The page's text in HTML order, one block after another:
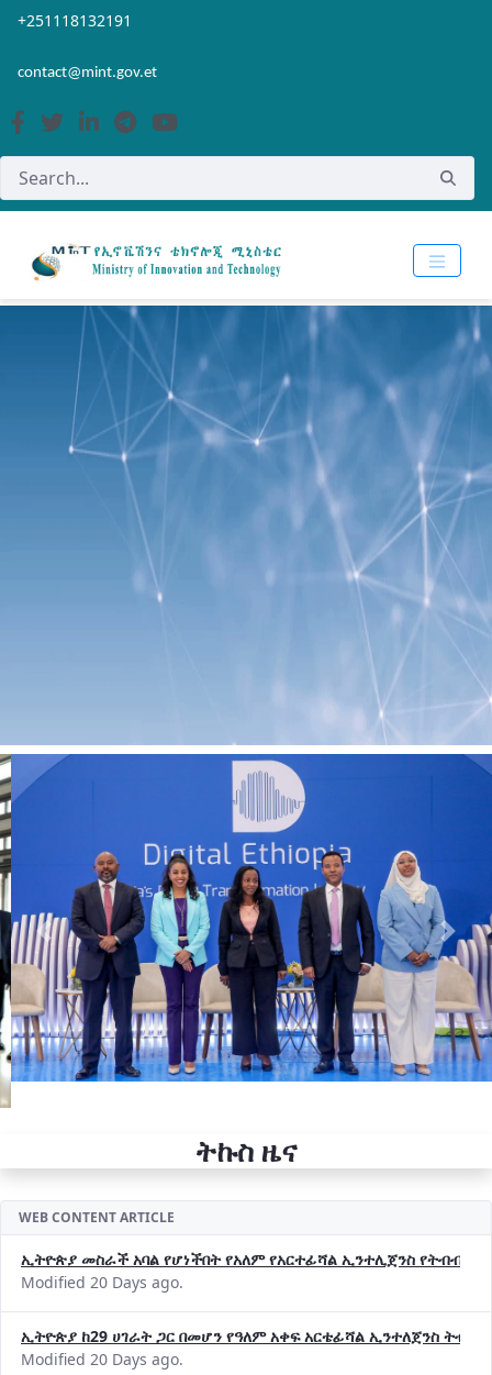
Skip to Main Content
Open Accessibility Menu
+251118132191
contact@mint.gov.et
Previous Next
ኢትዮጵያ መስራች አባል የሆነችበት የአለም የአርተፊሻል ኢንተሊጀንስ የትብብር
Modified 20 Days ago.
ኢትዮጵያ ከ29 ሀገራት ጋር በመሆን የዓለም አቀፍ አርቴፊሻል ኢንተለጀንስ
Modified 20 Days ago.